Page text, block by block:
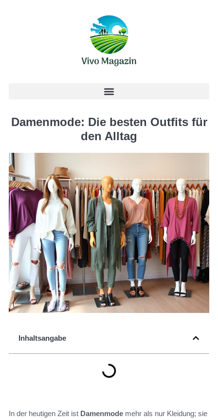
Damenmode: Die besten Outfits für
den Alltag
Inhaltsangabe
In der heutigen Zeit ist Damenmode mehr als nur Kleidung; sie